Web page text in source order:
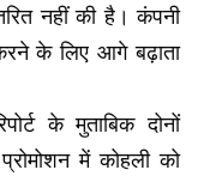
नहीं की है। कंपनी
के लिए आगे बढ़ाता
के मुताबिक दोनों
में कोहली को